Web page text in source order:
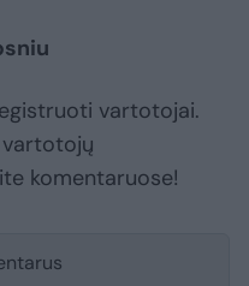
vartotojai.
komentaruose!